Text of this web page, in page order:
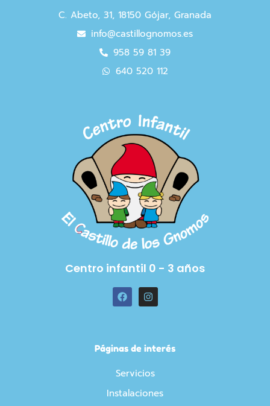
C. Abeto, 31, 18150 Gójar, Granada
info@castillognomos.es
958 59 81 39
640 520 112
Centro infantil 0 - 3 años
F
a
c
o
I
n
s
r
m
Páginas de interés
Servicios
Instalaciones